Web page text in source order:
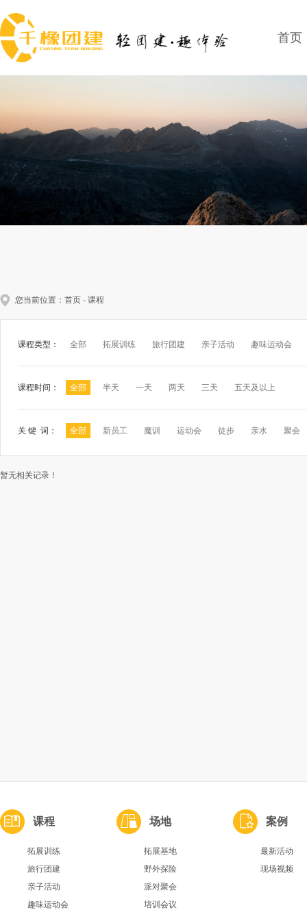
首页
您当前位置： 首页 - 课程
课程类型： 全部 拓展训练 旅行团建 亲子活动 趣味运动会
课程时间： 全部 半天 一天 两天 三天 五天及以上
关 键 词： 全部 新员工 魔训 运动会 徒步 亲水 聚会
暂无相关记录！
课程
拓展训练
旅行团建
亲子活动
趣味运动会
场地
拓展基地
野外探险
派对聚会
培训会议
案例
最新活动
现场视频